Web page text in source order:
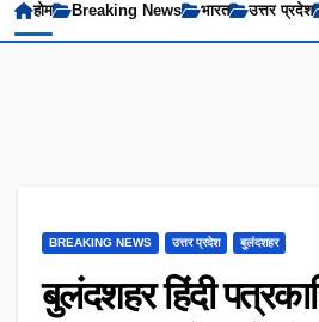
होम Breaking News भारत उत्तर प्रदेश
BREAKING NEWS उत्तर प्रदेश बुलंदशहर
बुलंदशहर हिंदी